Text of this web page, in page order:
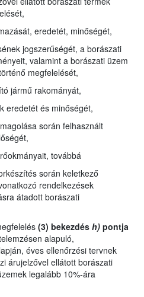
eredetét, minőségét,
jogszerűségét, a borászati
valamint a borászati üzem
megfelelését,
jármű rakományát,
eredetét és minőségét,
során felhasznált
továbbá
során keletkező
rendelkezések
átadott borászati
(3) bekezdés h) pontja
alapuló,
éves ellenőrzési tervnek
árujelzővel ellátott borászati
legalább 10%-ára